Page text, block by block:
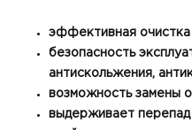
эффективная очистка
безопасность
антискольжения,
возможность замены
выдерживает